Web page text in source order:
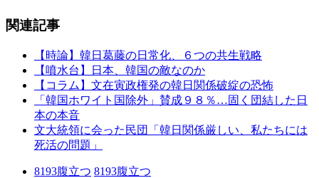
関連記事
【時論】韓日葛藤の日常化、６つの共生戦略
【噴水台】日本、韓国の敵なのか
【コラム】文在寅政権発の韓日関係破綻の恐怖
「韓国ホワイト国除外」賛成９８％…固く団結した日
本の本音
文大統領に会った民団「韓日関係厳しい、私たちには
死活の問題」
8193腹立つ 8193腹立つ